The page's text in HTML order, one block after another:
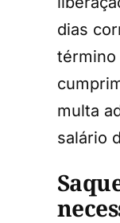
dias
término
multa
salário